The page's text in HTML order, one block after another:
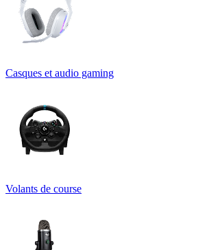
Casques et audio gaming
Volants de course